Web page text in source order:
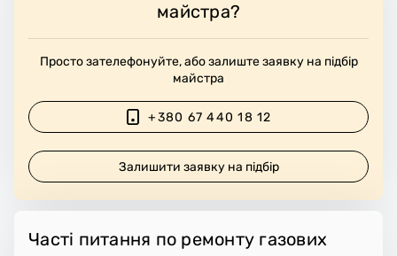
майстра?
Просто зателефонуйте, або залиште заявку на підбір
майстра
+380 67 440 18 12
Залишити заявку на підбір
Часті питання по ремонту газових